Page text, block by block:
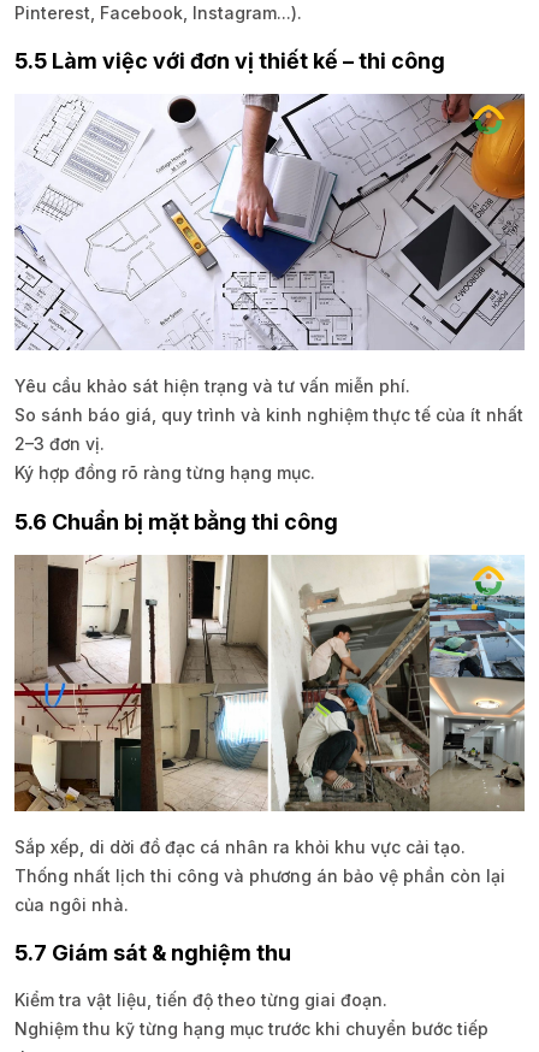
Pinterest, Facebook, Instagram...).
5.5 Làm việc với đơn vị thiết kế – thi công
Yêu cầu khảo sát hiện trạng và tư vấn miễn phí.
So sánh báo giá, quy trình và kinh nghiệm thực tế của ít nhất
2–3 đơn vị.
Ký hợp đồng rõ ràng từng hạng mục.
5.6 Chuẩn bị mặt bằng thi công
Sắp xếp, di dời đồ đạc cá nhân ra khỏi khu vực cải tạo.
Thống nhất lịch thi công và phương án bảo vệ phần còn lại
của ngôi nhà.
5.7 Giám sát & nghiệm thu
Kiểm tra vật liệu, tiến độ theo từng giai đoạn.
Nghiệm thu kỹ từng hạng mục trước khi chuyển bước tiếp